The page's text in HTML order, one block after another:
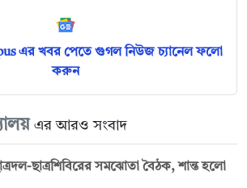
এর খবর পেতে গুগল নিউজ চ্যানেল ফলো
করুন
এর আরও সংবাদ
ছাত্রশিবিরের সমঝোতা বৈঠক, শান্ত হলো